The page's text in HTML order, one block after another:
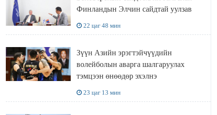
Финландын Элчин сайдтай уулзав
22 цаг 48 мин
Зүүн Азийн эрэгтэйчүүдийн
волейболын аварга шалгаруулах
тэмцээн өнөөдөр эхэлнэ
23 цаг 13 мин